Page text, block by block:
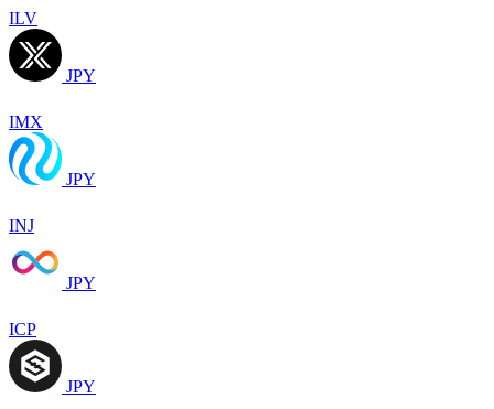
ILV
JPY
IMX
JPY
INJ
JPY
ICP
JPY